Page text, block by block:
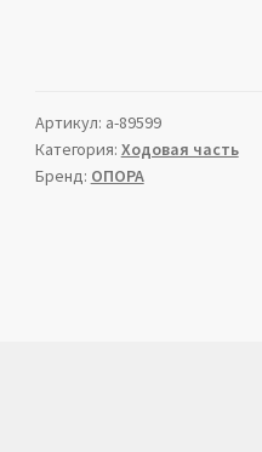
Артикул: a-89599
Категория: Ходовая часть
Бренд: ОПОРА